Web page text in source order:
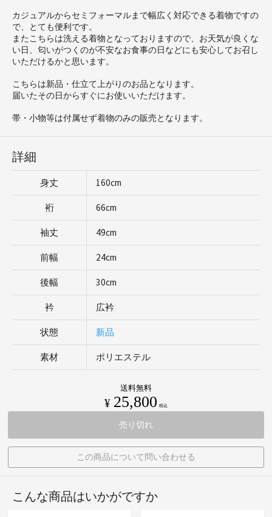
カジュアルからセミフォーマルまで幅広く対応できる着物ですの
で、とても便利です。
またこちらは洗える着物となっておりますので、お天気が良くな
い日、匂いがつくのが不安なお食事の日などにも安心してお召し
いただけるかと思います。
こちらは新品・仕立て上がりのお品となります。
届いたその日からすぐにお使いいただけます。
帯・小物等は付属せず着物のみの販売となります。
詳細
身丈 160cm
裄 66cm
袖丈 49cm
前幅 24cm
後幅 30cm
衿 広衿
状態 新品
素材 ポリエステル
送料無料
¥ 25,800 税込
売り切れ
この商品について問い合わせる
こんな商品はいかがですか